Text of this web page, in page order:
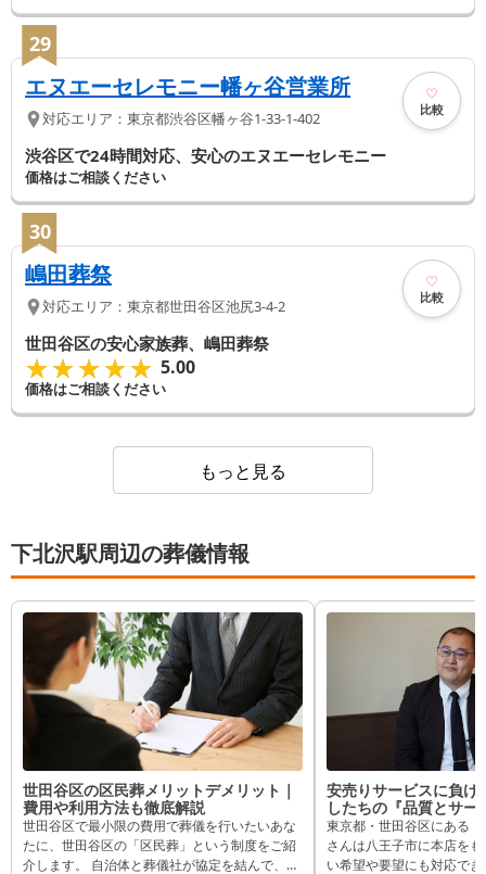
29
エヌエーセレモニー幡ヶ谷営業所
対応エリア： 東京都渋谷区幡ヶ谷1-33-1-402 比較
渋谷区で24時間対応、安心のエヌエーセレモニー
価格はご相談ください
30
嶋田葬祭
対応エリア： 東京都世田谷区池尻3-4-2 比較
世田谷区の安心家族葬、嶋田葬祭
★★★★★
★★★★★ 5.00
価格はご相談ください
もっと見る
下北沢駅周辺の葬儀情報
世田谷区の区民葬メリットデメリット｜
費用や利用方法も徹底解説
世田谷区で最小限の費用で葬儀を行いたいあな
たに、世田谷区の「区民葬」という制度をご紹
介します。 自治体と葬儀社が協定を結んで、区
安売りサービスに負け
したちの『品質とサー
典礼世⽥⾕⽀店 吉⽥
ー】
東京都・世⽥⾕区にある
さんは⼋王⼦市に本店を
い希望や要望にも対応で